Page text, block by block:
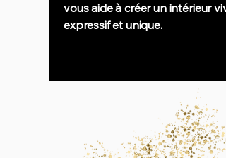
vous aide à créer un intérieur
expressif et unique.